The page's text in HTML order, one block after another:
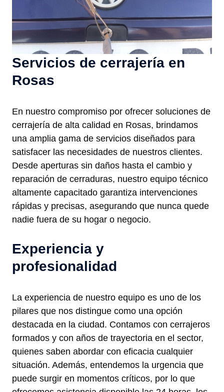
Servicios de cerrajería en
Rosas
En nuestro compromiso por ofrecer soluciones de
cerrajería de alta calidad en Rosas, brindamos
una amplia gama de servicios diseñados para
satisfacer las necesidades de nuestros clientes.
Desde aperturas sin daños hasta el cambio y
reparación de cerraduras, nuestro equipo técnico
altamente capacitado garantiza intervenciones
rápidas y precisas, asegurando que nunca quede
nadie fuera de su hogar o negocio.
Experiencia y
profesionalidad
La experiencia de nuestro equipo es uno de los
pilares que nos distingue como una opción
destacada en la ciudad. Contamos con cerrajeros
formados y con años de trayectoria en el sector,
quienes saben abordar con eficacia cualquier
situación. Además, entendemos la urgencia que
puede surgir en momentos críticos, por lo que